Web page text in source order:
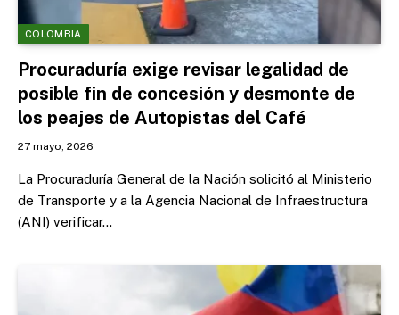
COLOMBIA
Procuraduría exige revisar legalidad de
posible fin de concesión y desmonte de
los peajes de Autopistas del Café
27 mayo, 2026
La Procuraduría General de la Nación solicitó al Ministerio
de Transporte y a la Agencia Nacional de Infraestructura
(ANI) verificar…